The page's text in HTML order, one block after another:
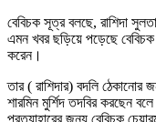
বেবিচক সূত্র বলছে, রাশিদা
এমন খবর ছড়িয়ে পড়েছে বেবিচক
করেন।
তার ( রাশিদার) বদলি ঠেকানোর
শারমিন মুর্শিদ তদবির করছেন
প্রত্যাহারের জন্য বেবিচক